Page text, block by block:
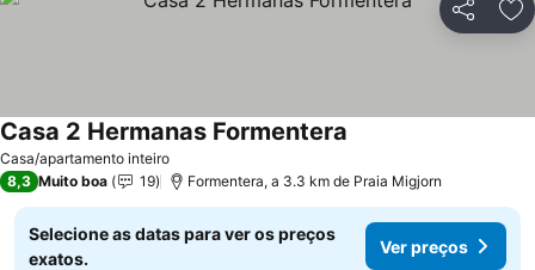
Partilhar
Casa/apartamento inteiro
Casa 2 Hermanas Formentera
8,3 Muito boa 19 Formentera, a 3.3 km de Praia Migjorn
Selecione as datas para ver os preços
exatos.
Ver preços